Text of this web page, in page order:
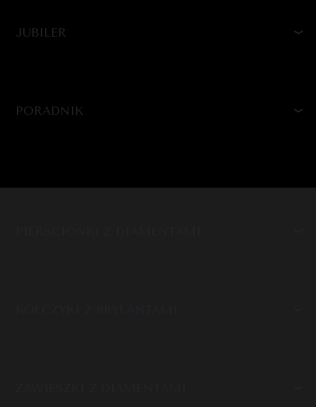
JUBILER
PORADNIK